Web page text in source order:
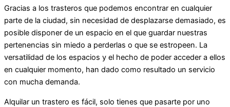
Gracias a los trasteros que podemos encontrar en cualquier
parte de la ciudad, sin necesidad de desplazarse demasiado, es
posible disponer de un espacio en el que guardar nuestras
pertenencias sin miedo a perderlas o que se estropeen. La
versatilidad de los espacios y el hecho de poder acceder a ellos
en cualquier momento, han dado como resultado un servicio
con mucha demanda.
Alquilar un trastero es fácil, solo tienes que pasarte por uno